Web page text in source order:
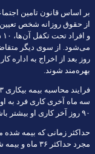
از حقوق روزانه شخص
روز بعد از اخراج به اداره
بهره‌مند شوند.
۹۰ روز آخر کاری او بیشتر باشد.
حداکثر زمانی که بیمه شده
مجرد حداکثر ۳۶ ماه و بیمه شدگان متاهل حداکثر ۵۰ ماه است.